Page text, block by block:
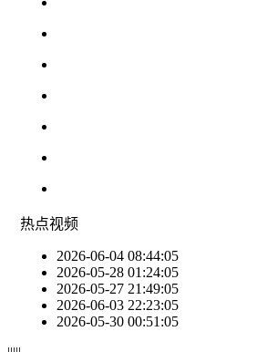
热点视频
2026-06-04 08:44:05
2026-05-28 01:24:05
2026-05-27 21:49:05
2026-06-03 22:23:05
2026-05-30 00:51:05